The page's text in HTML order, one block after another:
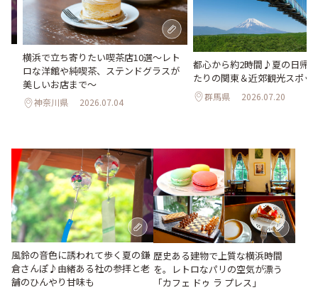
横浜で立ち寄りたい喫茶店10選～レト
ロな洋館や純喫茶、ステンドグラスが
美しいお店まで～
神奈川県 2026.07.04
都心から約2時間♪夏の日帰
たりの関東＆近郊観光スポッ
群馬県 2026.07.20
風鈴の音色に誘われて歩く夏の鎌
倉さんぽ♪由緒ある社の参拝と老
舗のひんやり甘味も
歴史ある建物で上質な横浜時間
を。レトロなパリの空気が漂う
「カフェ ドゥ ラ プレス」